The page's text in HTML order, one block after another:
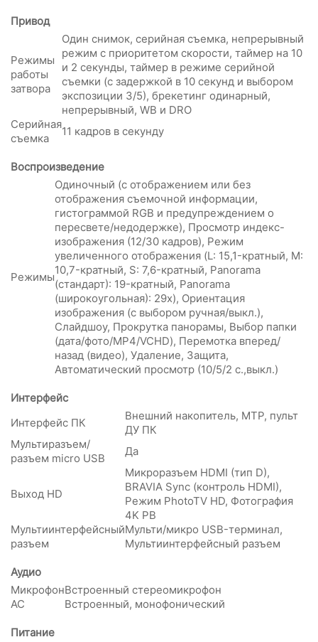
Привод
Режимы
работы
затвора
Один снимок, серийная съемка, непрерывный
режим с приоритетом скорости, таймер на 10
и 2 секунды, таймер в режиме серийной
съемки (с задержкой в 10 секунд и выбором
экспозиции 3/5), брекетинг одинарный,
непрерывный, WB и DRO
Серийная
съемка
11 кадров в секунду
Воспроизведение
Режимы
Одиночный (с отображением или без
отображения съемочной информации,
гистограммой RGB и предупреждением о
пересвете/недодержке), Просмотр индекс-
изображения (12/30 кадров), Режим
увеличенного отображения (L: 15,1-кратный, M:
10,7-кратный, S: 7,6-кратный, Panorama
(стандарт): 19-кратный, Panorama
(широкоугольная): 29x), Ориентация
изображения (с выбором ручная/выкл.),
Слайдшоу, Прокрутка панорамы, Выбор папки
(дата/фото/MP4/VCHD), Перемотка вперед/
назад (видео), Удаление, Защита,
Автоматический просмотр (10/5/2 с.,выкл.)
Интерфейс
Интерфейс ПК
Внешний накопитель, MTP, пульт
ДУ ПК
Мультиразъем/
разъем micro USB
Да
Выход HD
Микроразъем HDMI (тип D),
BRAVIA Sync (контроль HDMI),
Режим PhotoTV HD, Фотография
4K PB
Мультиинтерфейсный
разъем
Мульти/микро USB-терминал,
Мультиинтерфейсный разъем
Аудио
МикрофонВстроенный стереомикрофон
АС
Встроенный, монофонический
Питание